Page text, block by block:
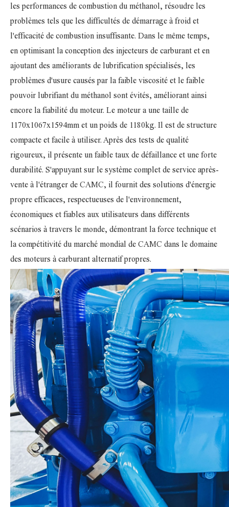
les performances de combustion du méthanol, résoudre les
problèmes tels que les difficultés de démarrage à froid et
l'efficacité de combustion insuffisante. Dans le même temps,
en optimisant la conception des injecteurs de carburant et en
ajoutant des améliorants de lubrification spécialisés, les
problèmes d'usure causés par la faible viscosité et le faible
pouvoir lubrifiant du méthanol sont évités, améliorant ainsi
encore la fiabilité du moteur. Le moteur a une taille de
1170x1067x1594mm et un poids de 1180kg. Il est de structure
compacte et facile à utiliser. Après des tests de qualité
rigoureux, il présente un faible taux de défaillance et une forte
durabilité. S'appuyant sur le système complet de service après-
vente à l'étranger de CAMC, il fournit des solutions d'énergie
propre efficaces, respectueuses de l'environnement,
économiques et fiables aux utilisateurs dans différents
scénarios à travers le monde, démontrant la force technique et
la compétitivité du marché mondial de CAMC dans le domaine
des moteurs à carburant alternatif propres.